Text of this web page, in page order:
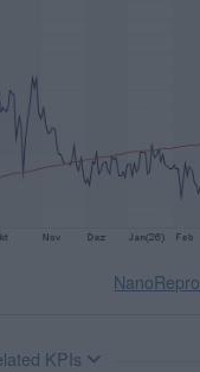
NanoRepro
KPIs